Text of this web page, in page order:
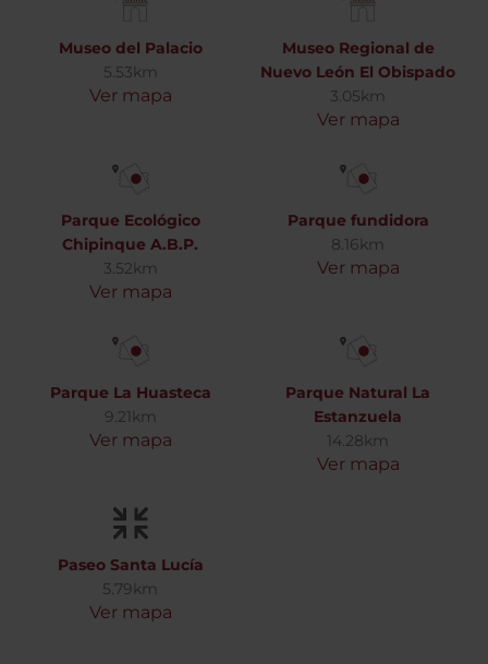
Museo del Palacio
5.53km
Ver mapa
Museo Regional de
Nuevo León El Obispado
3.05km
Ver mapa
Parque Ecológico
Chipinque A.B.P.
3.52km
Ver mapa
Parque fundidora
8.16km
Ver mapa
Parque La Huasteca
9.21km
Ver mapa
Parque Natural La
Estanzuela
14.28km
Ver mapa
Paseo Santa Lucía
5.79km
Ver mapa